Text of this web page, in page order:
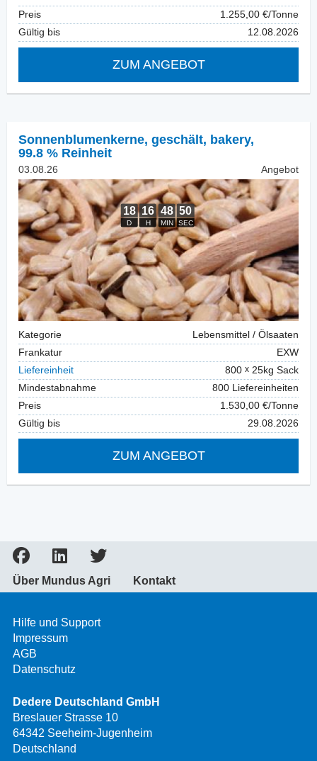
Preis
1.255,00 €/Tonne
Gültig bis
12.08.2026
ZUM ANGEBOT
Sonnenblumenkerne, geschält, bakery,
99.8 % Reinheit
03.08.26 Angebot
Kategorie
Lebensmittel / Ölsaaten
Frankatur
EXW
Liefereinheit
800
25kg Sack
Mindestabnahme
800 Liefereinheiten
Preis
1.530,00 €/Tonne
Gültig bis
29.08.2026
ZUM ANGEBOT
Über Mundus Agri Kontakt
Hilfe und Support
Impressum
AGB
Datenschutz
Dedere Deutschland GmbH
Breslauer Strasse 10
64342 Seeheim-Jugenheim
Deutschland